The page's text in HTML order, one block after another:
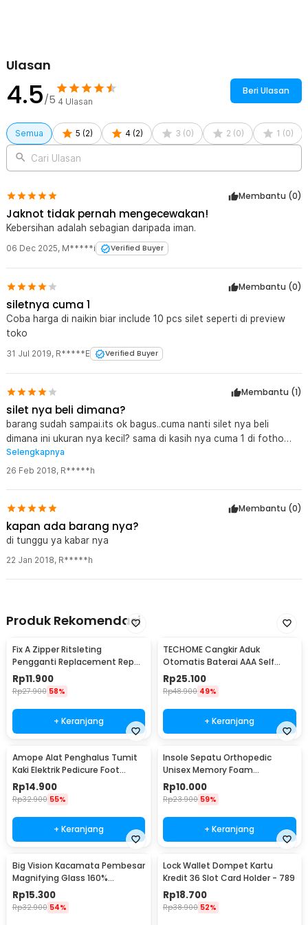
Ulasan
4.5/5 4 Ulasan
Beri Ulasan
Semua 5 (2) 4 (2) 3 (0) 2 (0) 1 (0)
Cari Ulasan
Membantu (0)
Jaknot tidak pernah mengecewakan!
Kebersihan adalah sebagian daripada iman.
06 Dec 2025, M*****i Verified Buyer
Membantu (0)
siletnya cuma 1
Coba harga di naikin biar include 10 pcs silet seperti di preview
toko
31 Jul 2019, R*****E Verified Buyer
Membantu (1)
silet nya beli dimana?
barang sudah sampai.its ok bagus..cuma nanti silet nya beli
dimana ini ukuran nya kecil? sama di kasih nya cuma 1 di fotho
ada 10 pcs ya
Selengkapnya
26 Feb 2018, R*****h
Membantu (0)
kapan ada barang nya?
di tunggu ya kabar nya
22 Jan 2018, R*****h
Produk Rekomendasi
Fix A Zipper Ritsleting
Pengganti Replacement Repair
Kit 6 in 1 - B08L
Rp11.900
Rp27.900 58%
+ Keranjang
TECHOME Cangkir Aduk
Otomatis Baterai AAA Self
Stirring Mug 400ml - YD-001
Rp25.100
Rp48.900 49%
+ Keranjang
Amope Alat Penghalus Tumit
Kaki Elektrik Pedicure Foot
Grinder - W404
Rp14.900
Rp32.900 55%
+ Keranjang
Insole Sepatu Orthopedic
Unisex Memory Foam
30x9.5cm - L3
Rp10.000
Rp23.900 59%
+ Keranjang
Big Vision Kacamata Pembesar
Magnifying Glass 160%
Magnification - TVP
Rp15.300
Rp32.900 54%
Lock Wallet Dompet Kartu
Kredit 36 Slot Card Holder - 789
Rp18.700
Rp38.900 52%